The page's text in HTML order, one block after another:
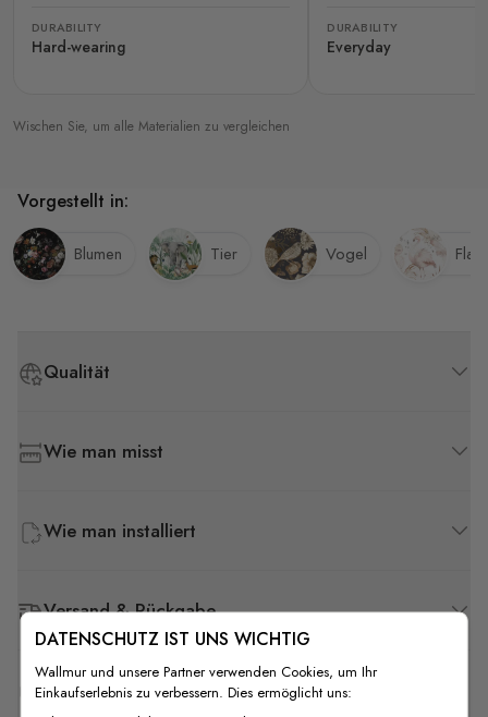
DURABILITY
Hard-wearing
DURABILITY
Everyday
Wischen Sie, um alle Materialien zu vergleichen
Qualität
Wie man misst
Wie man installiert
Versand & Rückgabe
F.A.Q
Vorgestellt in:
Blumen Tier Vogel
DATENSCHUTZ IST UNS WICHTIG
Wallmur und unsere Partner verwenden Cookies, um Ihr
Einkaufserlebnis zu verbessern. Dies ermöglicht uns: